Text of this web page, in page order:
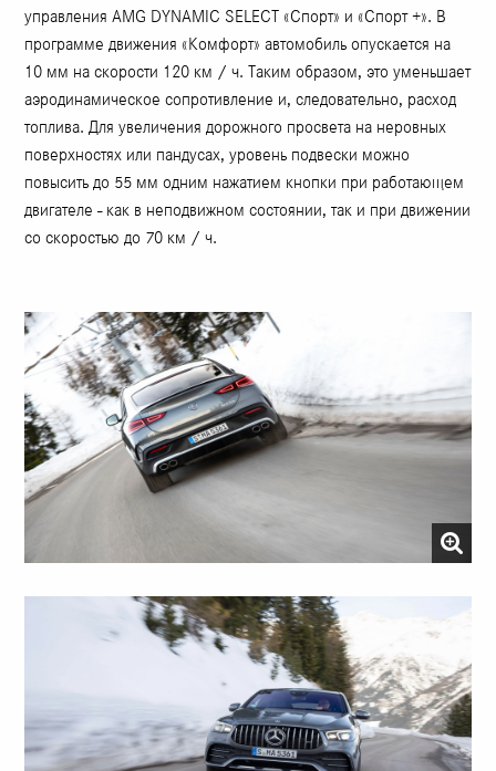
управления AMG DYNAMIC SELECT «Спорт» и «Спорт +». В
программе движения «Комфорт» автомобиль опускается на
10 мм на скорости 120 км / ч. Таким образом, это уменьшает
аэродинамическое сопротивление и, следовательно, расход
топлива. Для увеличения дорожного просвета на неровных
поверхностях или пандусах, уровень подвески можно
повысить до 55 мм одним нажатием кнопки при работающем
двигателе - как в неподвижном состоянии, так и при движении
со скоростью до 70 км / ч.